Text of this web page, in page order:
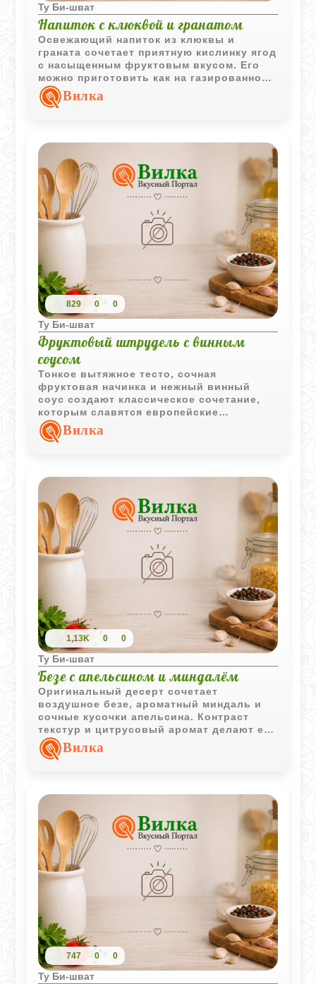
Ту Би-шват
Напиток с клюквой и гранатом
Освежающий напиток из клюквы и
граната сочетает приятную кислинку ягод
с насыщенным фруктовым вкусом. Его
можно приготовить как на газированной,
так и на негазированной минеральной
воде.Вилка
829 0 0
Ту Би-шват
Фруктовый штрудель с винным
соусом
Тонкое вытяжное тесто, сочная
фруктовая начинка и нежный винный
соус создают классическое сочетание,
которым славятся европейские
штрудели. Такой десерт станет
украшением как семейного, так и
Вилка
1,13K 0 0
Ту Би-шват
Безе с апельсином и миндалём
Оригинальный десерт сочетает
воздушное безе, ароматный миндаль и
сочные кусочки апельсина. Контраст
текстур и цитрусовый аромат делают его
интересным вариантом для праздничного
чаепития.
Вилка
747 0 0
Ту Би-шват